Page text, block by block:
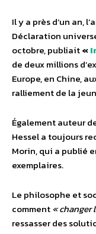
Il y a près d’un an,
Déclaration
octobre, publiait«
de deux millions
Europe, en Chine,
ralliement de la
Également auteur
Hessel a toujours
Morin, qui a publié
exemplaires.
Le philosophe et
comment« changer
ressasser des